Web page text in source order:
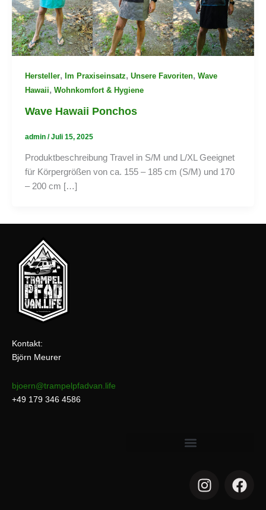
Hersteller, Im Praxiseinsatz, Unsere Favoriten, Wave
Hawaii, Wohnkomfort & Hygiene
Wave Hawaii Ponchos
admin /Juli 15, 2025
Produktbeschreibung Travel in S/M und L/XL Geeignet
für Körpergrößen von ca. 155 – 185 cm (S/M) und 170
– 200 cm […]
Kontakt:
Björn Meurer
bjoern@trampelpfadvan.life
+49 179 346 4586
I
n
F
a